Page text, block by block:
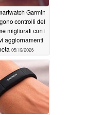
Garmin
controlli del
migliorati con i
aggiornamenti
05/19/2026